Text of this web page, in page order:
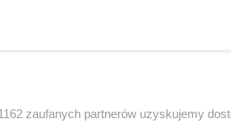
zaufanych partnerów uzyskujemy